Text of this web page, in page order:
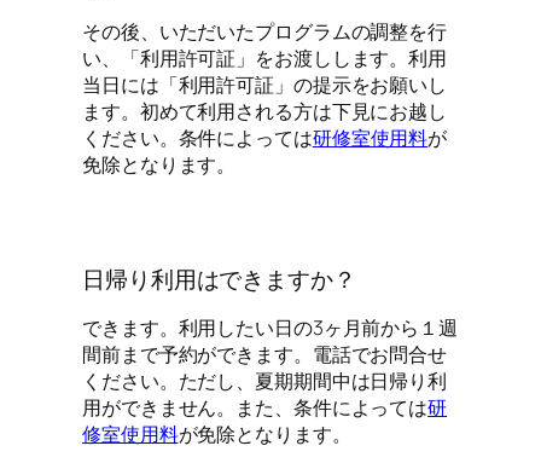
その後、いただいたプログラムの調整を行
い、「利用許可証」をお渡しします。利用
当日には「利用許可証」の提示をお願いし
ます。初めて利用される方は下見にお越し
ください。条件によっては研修室使用料が
免除となります。
日帰り利用はできますか？
できます。利用したい日の3ヶ月前から１週
間前まで予約ができます。電話でお問合せ
ください。ただし、夏期期間中は日帰り利
用ができません。また、条件によっては研
修室使用料が免除となります。